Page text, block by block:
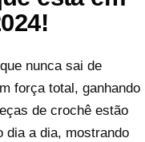
nunca sai de
força total, ganhando
de crochê estão
dia a dia, mostrando